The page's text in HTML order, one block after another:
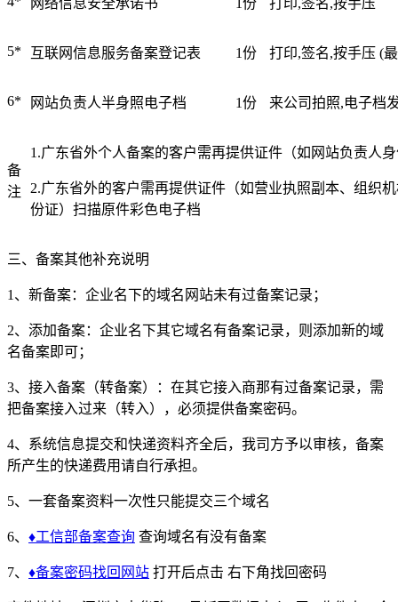
综合门户类解决方案
政府媒体类解决方案
互联网金融解决方案
关于我们
公司简介
网络信息安全承诺书 1份 打印,签名,按手压
5* 互联网信息服务备案登记表 1份 打印,签名,按手压 (
6* 网站负责人半身照电子档 1份 来公司拍照,电子档
备
注
1.广东省外个人备案的客户需再提供证件（如网站负责人
2.广东省外的客户需再提供证件（如营业执照副本、组织
份证）扫描原件彩色电子档
三、备案其他补充说明
1、新备案：企业名下的域名网站未有过备案记录；
2、添加备案：企业名下其它域名有备案记录，则添加新的域
名备案即可；
3、接入备案（转备案）：在其它接入商那有过备案记录，需
把备案接入过来（转入），必须提供备案密码。
4、系统信息提交和快递资料齐全后，我司方予以审核，备案
所产生的快递费用请自行承担。
5、一套备案资料一次性只能提交三个域名
6、 ♦工信部备案查询 查询域名有没有备案
7、 ♦备案密码找回网站 打开后点击 右下角找回密码